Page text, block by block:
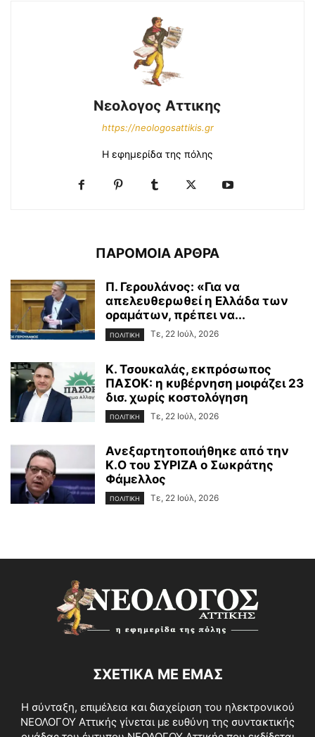
Νεολογος Αττικης
https://neologosattikis.gr
Η εφημερίδα της πόλης
ΠΑΡΟΜΟΙΑ ΑΡΘΡΑ
Π. Γερουλάνος: «Για να
απελευθερωθεί η Ελλάδα των
οραμάτων, πρέπει να...
ΠΟΛΙΤΙΚΗ Τε, 22 Ιούλ, 2026
Κ. Τσουκαλάς, εκπρόσωπος
ΠΑΣΟΚ: η κυβέρνηση μοιράζει 23
δισ. χωρίς κοστολόγηση
ΠΟΛΙΤΙΚΗ Τε, 22 Ιούλ, 2026
Ανεξαρτητοποιήθηκε από την
Κ.Ο του ΣΥΡΙΖΑ ο Σωκράτης
Φάμελλος
ΠΟΛΙΤΙΚΗ Τε, 22 Ιούλ, 2026
ΣΧΕΤΙΚΑ ΜΕ ΕΜΑΣ
Η σύνταξη, επιμέλεια και διαχείριση του ηλεκτρονικού
ΝΕΟΛΟΓΟΥ Αττικής γίνεται με ευθύνη της συντακτικής